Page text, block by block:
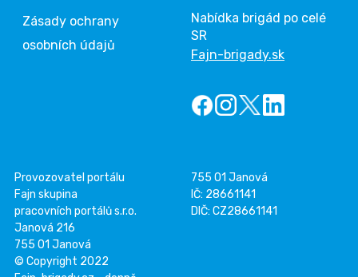
Zásady ochrany
osobních údajů
Nabídka brigád po celé
SR
Fajn-brigady.sk
Provozovatel portálu
Fajn skupina
pracovních portálů s.r.o.
Janová 216
755 01 Janová
755 01 Janová
IČ: 28661141
DIČ: CZ28661141
© Copyright 2022